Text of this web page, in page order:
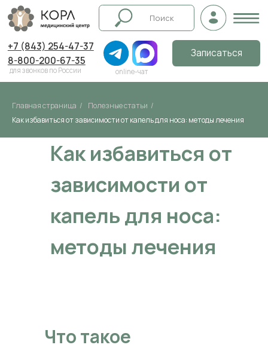
Записаться
online-чат
8-800-200-67-35
Главная страница / Полезные статьи /
Как избавиться от зависимости от капель для носа: методы лечения
Как избавиться от
зависимости от
капель для носа:
методы лечения
Что такое